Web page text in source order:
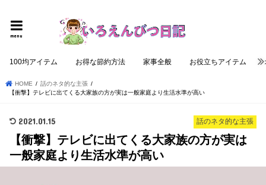
menu
100均アイテム お得な節約方法 家事全般 お役立ちアイテム
HOME
話のネタ的な主張
【衝撃】テレビに出てくる大家族の方が実は一般家庭より生活水準が高い
話のネタ的な主張
2021.01.15
【衝撃】テレビに出てくる大家族の方が実は
一般家庭より生活水準が高い